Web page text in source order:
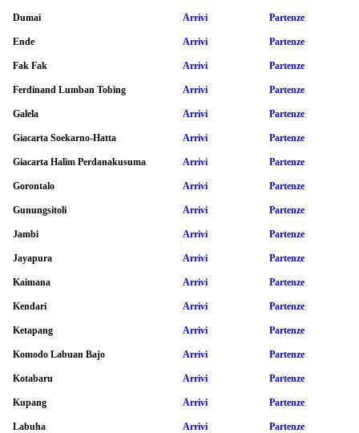
Dumai Arrivi Partenze
Ende Arrivi Partenze
Fak Fak Arrivi Partenze
Ferdinand Lumban Tobing Arrivi Partenze
Galela Arrivi Partenze
Giacarta Soekarno-Hatta Arrivi Partenze
Giacarta Halim Perdanakusuma Arrivi Partenze
Gorontalo Arrivi Partenze
Gunungsitoli Arrivi Partenze
Jambi Arrivi Partenze
Jayapura Arrivi Partenze
Kaimana Arrivi Partenze
Kendari Arrivi Partenze
Ketapang Arrivi Partenze
Komodo Labuan Bajo Arrivi Partenze
Kotabaru Arrivi Partenze
Kupang Arrivi Partenze
Labuha Arrivi Partenze